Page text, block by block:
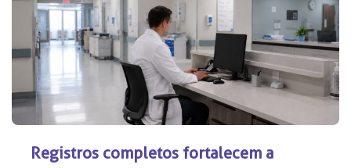
Registros completos fortalecem a